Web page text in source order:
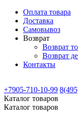
Оплата товара
Доставка
Самовывоз
Возврат
Возврат
Возврат
Контакты
+7905-710-10-99
Каталог товаров
Каталог товаров